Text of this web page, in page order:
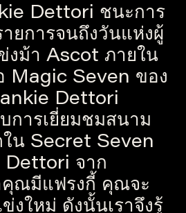
Dettori ชนะการ
ยการจนถึงวันแห่งผู้
งม้า Ascot ภายใน
Magic Seven ของ
Dettori
ารเยี่ยมชมสนาม
น Secret Seven
Dettori จาก
ณมีแฟรงกี้ คุณจะ
งใหม่ ดังนั้นเราจึงรู้